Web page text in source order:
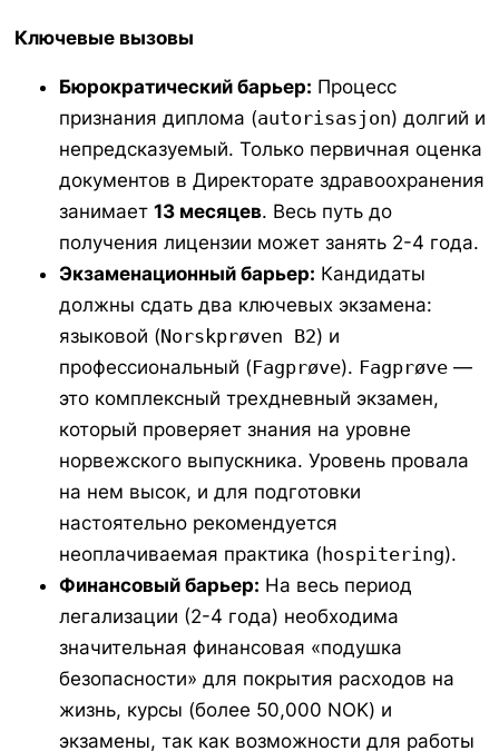
Ключевые вызовы
Бюрократический барьер: Процесс
признания диплома (autorisasjon) долгий и
непредсказуемый. Только первичная оценка
документов в Директорате здравоохранения
занимает 13 месяцев. Весь путь до
получения лицензии может занять 2-4 года.
Экзаменационный барьер: Кандидаты
должны сдать два ключевых экзамена:
языковой (Norskprøven B2) и
профессиональный (Fagprøve). Fagprøve —
это комплексный трехдневный экзамен,
который проверяет знания на уровне
норвежского выпускника. Уровень провала
на нем высок, и для подготовки
настоятельно рекомендуется
неоплачиваемая практика (hospitering).
Финансовый барьер: На весь период
легализации (2-4 года) необходима
значительная финансовая «подушка
безопасности» для покрытия расходов на
жизнь, курсы (более 50,000 NOK) и
экзамены, так как возможности для работы